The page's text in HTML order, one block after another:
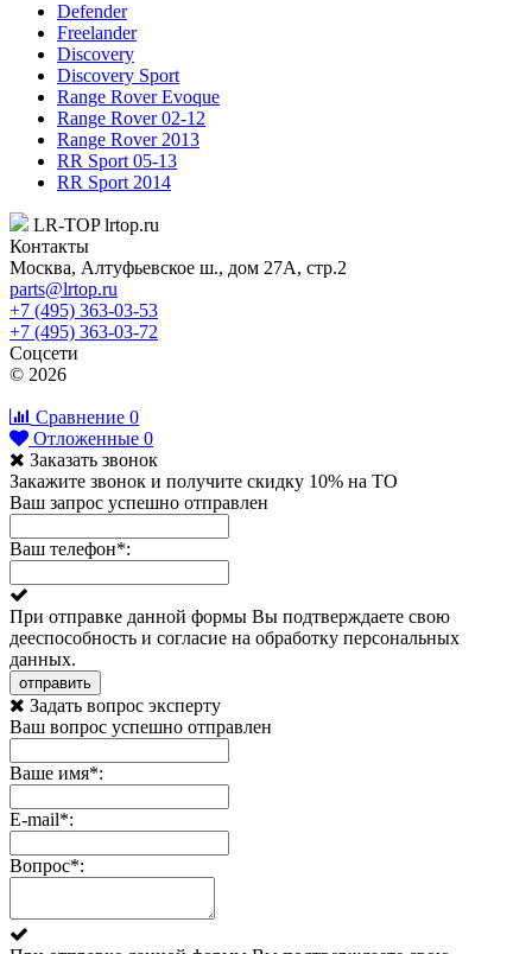
Defender
Freelander
Discovery
Discovery Sport
Range Rover Evoque
Range Rover 02-12
Range Rover 2013
RR Sport 05-13
RR Sport 2014
LR-TOP lrtop.ru
Контакты
Москва, Алтуфьевское ш., дом 27А, стр.2
parts@lrtop.ru
+7 (495) 363-03-53
+7 (495) 363-03-72
Соцсети
© 2026
Сравнение 0
Отложенные 0
Заказать звонок
Закажите звонок и получите скидку 10% на ТО
Ваш запрос успешно отправлен
Ваш телефон*:
При отправке данной формы Вы подтверждаете свою
дееспособность и согласие на обработку персональных
данных.
отправить
Задать вопрос эксперту
Ваш вопрос успешно отправлен
Ваше имя*:
E-mail*:
Вопрос*: